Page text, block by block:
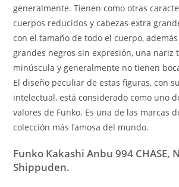
generalmente. Tienen como otras
cuerpos reducidos y cabezas extra
con el tamaño de todo el cuerpo,
grandes negros sin expresión, una nariz
minúscula y generalmente no tienen
El diseño peculiar de estas figuras, con
intelectual, está considerado como uno
valores de Funko. Es una de las marcas
colección más famosa del mundo.
Funko Kakashi Anbu 994 CHASE,
Shippuden.